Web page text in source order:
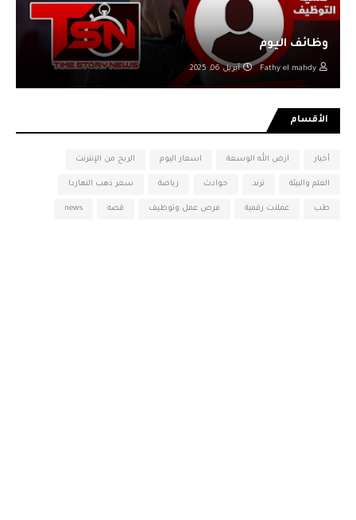
وظائف اليوم
Fathy el mahdy أبريل 06, 2025
الأقسام
أخبار ارض الله الوسعة اسعار اليوم الربح من الإنترنت
العلم والبيئة ترند حوادث رياضة سعر ذهب النهاردا
طب عملات رقمية فرص عمل وتوظيف قصه news